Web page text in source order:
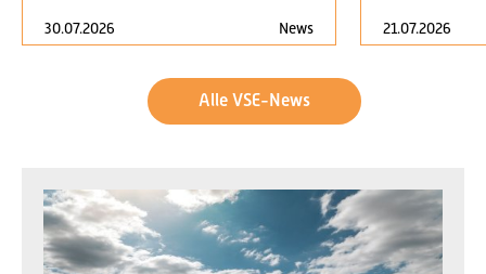
30.07.2026 News 21.07.2026
Alle VSE-News